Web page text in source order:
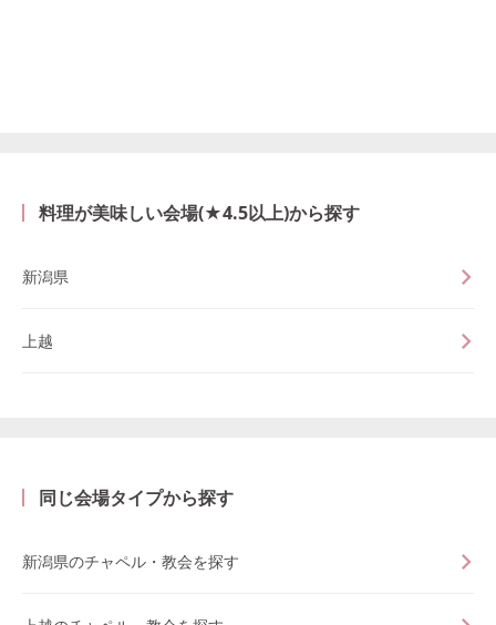
料理が美味しい会場(★4.5以上)から探す
新潟県
上越
同じ会場タイプから探す
新潟県のチャペル・教会を探す